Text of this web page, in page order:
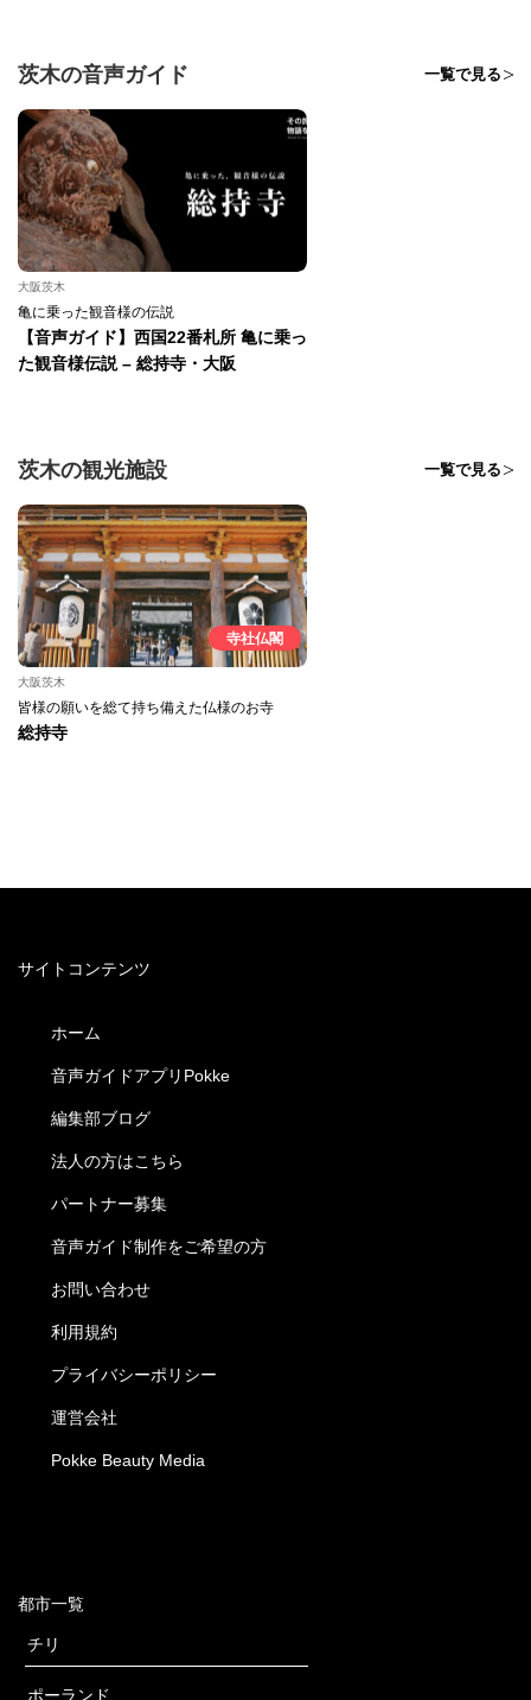
茨木の音声ガイド 一覧で見る
大阪茨木
亀に乗った観音様の伝説
【音声ガイド】西国22番札所 亀に乗っ
た観音様伝説 – 総持寺・大阪
茨木の観光施設 一覧で見る
寺社仏閣
大阪茨木
皆様の願いを総て持ち備えた仏様のお寺
総持寺
サイトコンテンツ
ホーム
音声ガイドアプリPokke
編集部ブログ
法人の方はこちら
パートナー募集
音声ガイド制作をご希望の方
お問い合わせ
利用規約
プライバシーポリシー
運営会社
Pokke Beauty Media
都市一覧
チリ
ポーランド